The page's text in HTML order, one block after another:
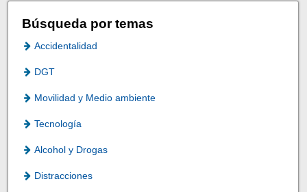
Búsqueda por temas
Accidentalidad
DGT
Movilidad y Medio ambiente
Tecnología
Alcohol y Drogas
Distracciones